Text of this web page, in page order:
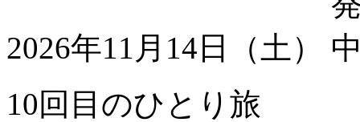
2026年11月14日（土）
10回目のひとり旅